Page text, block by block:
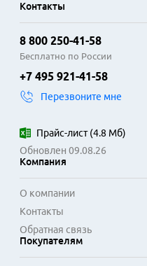
корпус с практичной
ходом клавиш. Модели
современных
HDMI для подключения
для проводной сети.
периферийные устройства.
работы.
Программная платформа
спектром
учреждений, домашнего
где важны надежность и
без излишеств. Аппаратная
Контакты
8 800 250-41-58
Бесплатно по России
+7 495 921-41-58
Перезвоните мне
Прайс-лист(4.8 Мб)
Обновлен 09.08.26
Компания
О компании
Контакты
Обратная связь
Покупателям